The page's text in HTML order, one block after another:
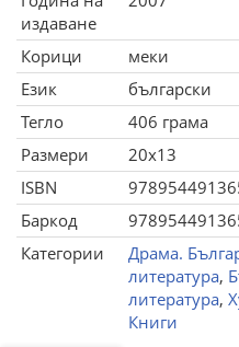
издаване
Корици
меки
Език
български
Тегло
406 грама
Размери
20x13
ISBN
Баркод
Категории
Драма.
литература,
литература,
Книги